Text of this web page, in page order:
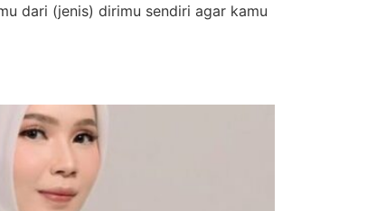
dari (jenis) dirimu sendiri agar kamu